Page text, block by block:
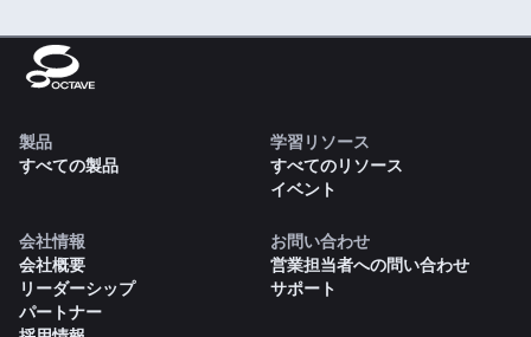
製品
すべての製品
学習リソース
すべてのリソース
イベント
会社情報
会社概要
リーダーシップ
パートナー
お問い合わせ
営業担当者への問い合わせ
サポート